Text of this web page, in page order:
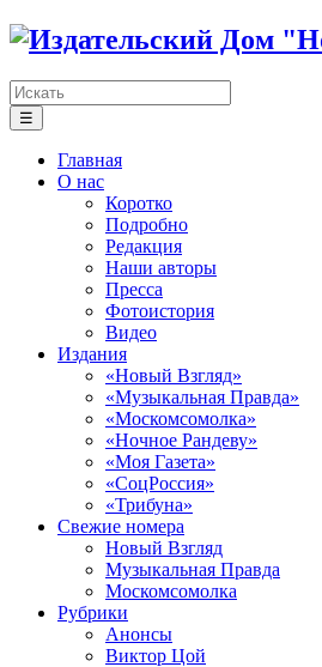
☰
Главная
О нас
Коротко
Подробно
Редакция
Наши авторы
Пресса
Фотоистория
Видео
Издания
«Новый Взгляд»
«Музыкальная Правда»
«Москомсомолка»
«Ночное Рандеву»
«Моя Газета»
«СоцРоссия»
«Трибуна»
Свежие номера
Новый Взгляд
Музыкальная Правда
Москомсомолка
Рубрики
Анонсы
Виктор Цой